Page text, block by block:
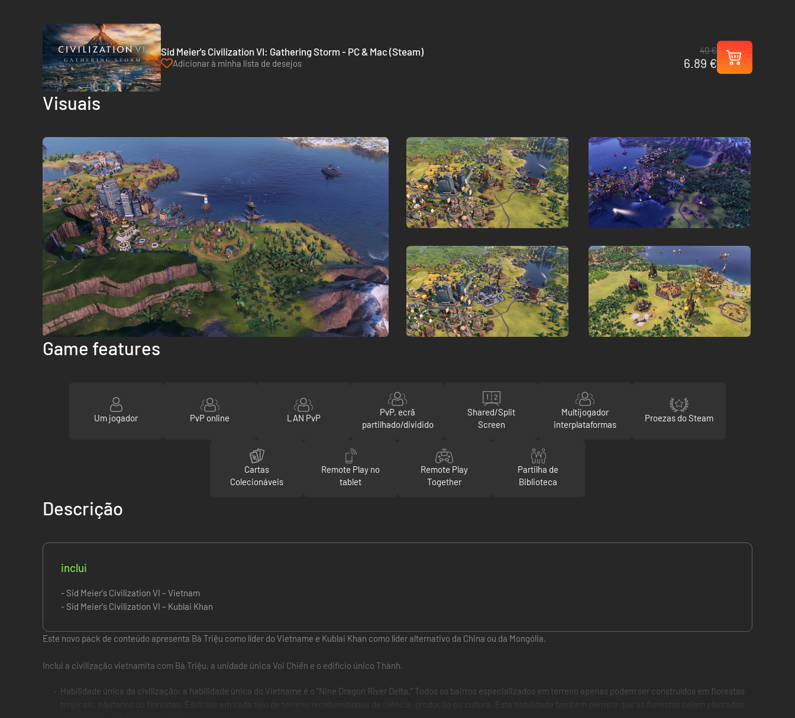
Sid Meier's Civilization VI: Gathering Storm - PC & Mac (Steam)
Adicionar à minha lista de desejos
40 €
6.89 €
Visuais
Game features
Um jogador PvP online LAN PvP
PvP, ecrã
partilhado/dividido
Shared/Split
Screen
Multijogador
interplataformas
Proezas do Steam
Cartas
Colecionáveis
Remote Play no
tablet
Remote Play
Together
Partilha de
Biblioteca
Descrição
inclui
- Sid Meier's Civilization VI – Vietnam
- Sid Meier's Civilization VI – Kublai Khan
Este novo pack de conteúdo apresenta Bà Triệu como líder do Vietname e Kublai Khan como líder alternativo da China ou da Mongólia.
Inclui a civilização vietnamita com Bà Triệu, a unidade única Voi Chiến e o edifício único Thành.
Habilidade única da civilização: a habilidade única do Vietname é o “Nine Dragon River Delta.” Todos os bairros especializados em terreno apenas podem ser construídos em florestas
tropicais, pântanos ou florestas. Edifícios em cada tipo de terreno recebem bónus de ciência, produção ou cultura. Esta habilidade também permite que as florestas sejam plantadas